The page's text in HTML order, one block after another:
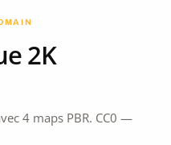
2K
4 maps PBR. CC0 —